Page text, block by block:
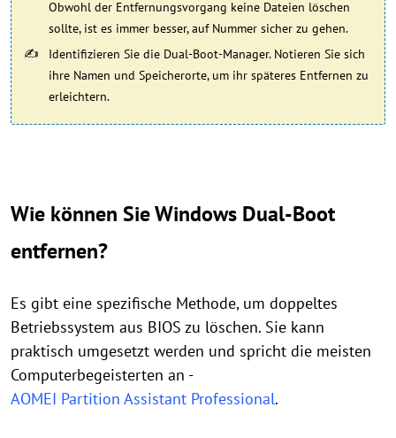
Obwohl der Entfernungsvorgang keine Dateien löschen
sollte, ist es immer besser, auf Nummer sicher zu gehen.
Identifizieren Sie die Dual-Boot-Manager. Notieren Sie sich
ihre Namen und Speicherorte, um ihr späteres Entfernen zu
erleichtern.
Wie können Sie Windows Dual-Boot
entfernen?
Es gibt eine spezifische Methode, um doppeltes
Betriebssystem aus BIOS zu löschen. Sie kann
praktisch umgesetzt werden und spricht die meisten
Computerbegeisterten an -
AOMEI Partition Assistant Professional.